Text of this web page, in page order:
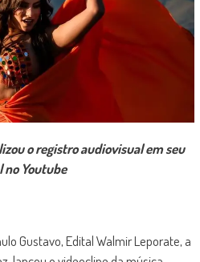
o registro audiovisual em seu
no Youtube
Gustavo, Edital Walmir Leporate, a